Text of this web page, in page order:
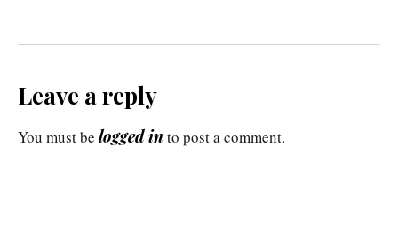
Leave a reply
You must be logged in to post a comment.